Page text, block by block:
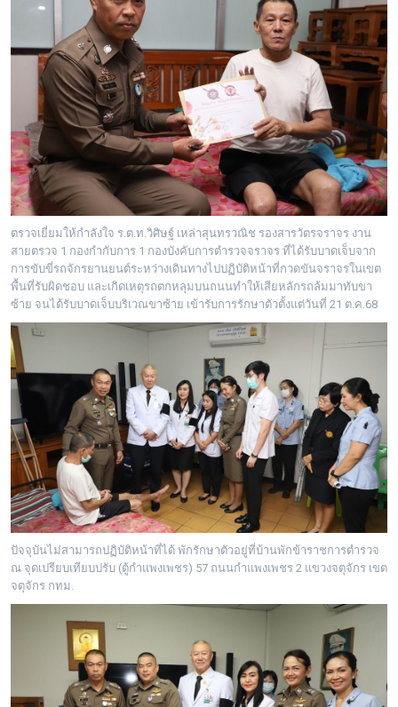
ตรวจเยี่ยมให้กำลังใจ ร.ต.ท.วิศิษฐ์ เหล่าสุนทรวณิช รองสารวัตรจราจร งาน
สายตรวจ 1 กองกำกับการ 1 กองบังคับการตำรวจจราจร ที่ได้รับบาดเจ็บจาก
การขับขี่รถจักรยานยนต์ระหว่างเดินทางไปปฏิบัติหน้าที่กวดขันจราจรในเขต
พื้นที่รับผิดชอบ และเกิดเหตุรถตกหลุมบนถนนทำให้เสียหลักรถล้มมาทับขา
ซ้าย จนได้รับบาดเจ็บบริเวณขาซ้าย เข้ารับการรักษาตัวตั้งแต่วันที่ 21 ต.ค.68
ปัจจุบันไม่สามารถปฏิบัติหน้าที่ได้ พักรักษาตัวอยู่ที่บ้านพักข้าราชการตำรวจ
ณ จุดเปรียบเทียบปรับ (ตู้กำแพงเพชร) 57 ถนนกำแพงเพชร 2 แขวงจตุจักร เขต
จตุจักร กทม.